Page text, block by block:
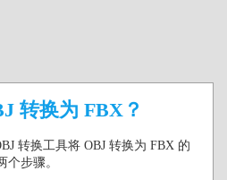
转换为 FBX？
转换工具将 OBJ 转换为 FBX 的
个步骤。